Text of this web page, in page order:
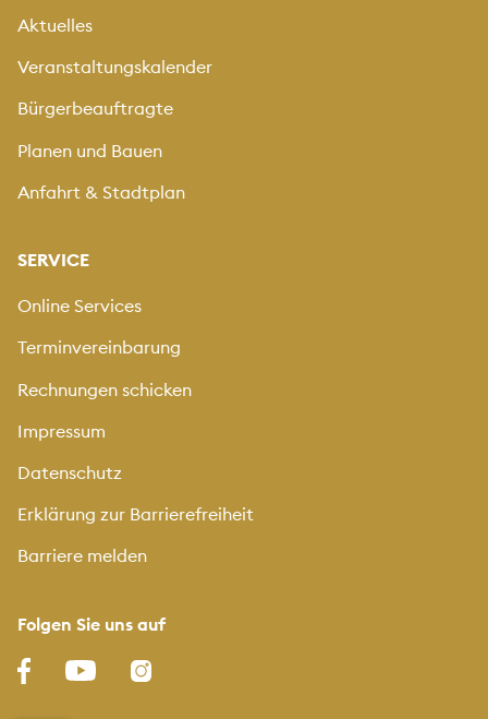
Aktuelles
Veranstaltungskalender
Bürgerbeauftragte
Planen und Bauen
Anfahrt & Stadtplan
SERVICE
Online Services
Terminvereinbarung
Rechnungen schicken
Impressum
Datenschutz
Erklärung zur Barrierefreiheit
Barriere melden
Folgen Sie uns auf